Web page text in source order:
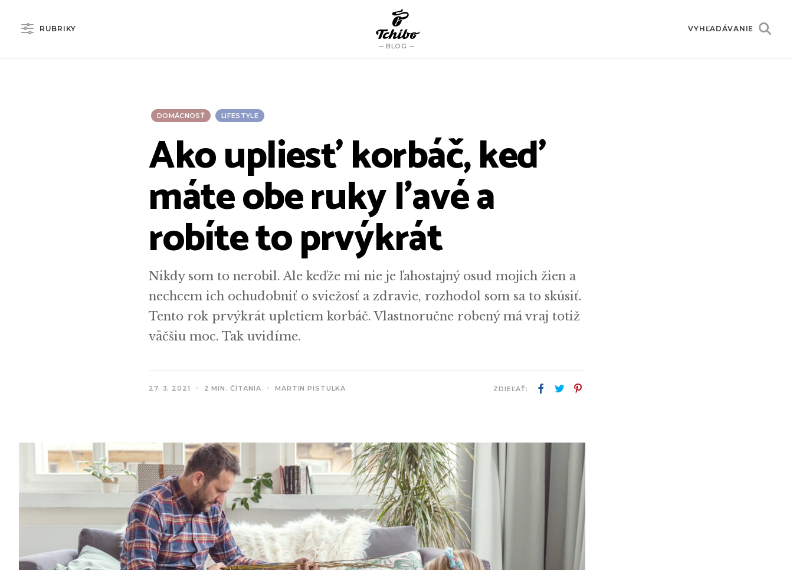
RUBRIKY
BLOG
VYHĽADÁVANIE
DOMÁCNOSŤ LIFESTYLE
Ako upliesť korbáč, keď
máte obe ruky ľavé a
robíte to prvýkrát
Nikdy som to nerobil. Ale keďže mi nie je ľahostajný osud mojich žien a
nechcem ich ochudobniť o sviežosť a zdravie, rozhodol som sa to skúsiť.
Tento rok prvýkrát upletiem korbáč. Vlastnoručne robený má vraj totiž
väčšiu moc. Tak uvidíme.
27. 3. 2021 2 MIN. ČÍTANIA MARTIN PISTULKA ZDIEĽAŤ: